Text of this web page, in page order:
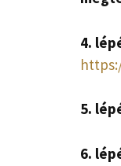
4.
5.
6.